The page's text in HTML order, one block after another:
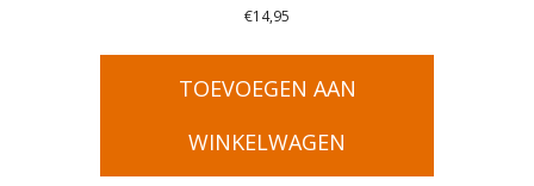
€14,95
TOEVOEGEN AAN
WINKELWAGEN